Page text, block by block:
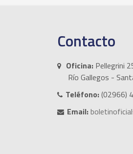
Contacto
Oficina: Pellegrini
Río Gallegos -
Teléfono:(02966)
Email: